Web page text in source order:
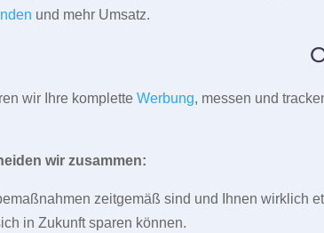
und mehr Umsatz.
wir Ihre kompletteWerbung, messen und
wir zusammen:
zeitgemäß sind und Ihnen wirklich
in Zukunft sparen können.